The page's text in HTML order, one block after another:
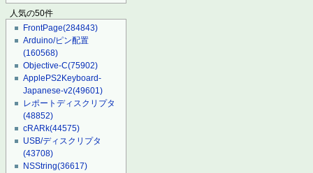
人気の50件
FrontPage(284843)
Arduino/ピン配置
(160568)
Objective-C(75902)
ApplePS2Keyboard-
Japanese-v2(49601)
レポートディスクリプタ
(48852)
cRARk(44575)
USB/ディスクリプタ
(43708)
NSString(36617)